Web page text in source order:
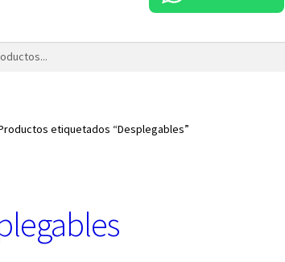
etiquetados “Desplegables”